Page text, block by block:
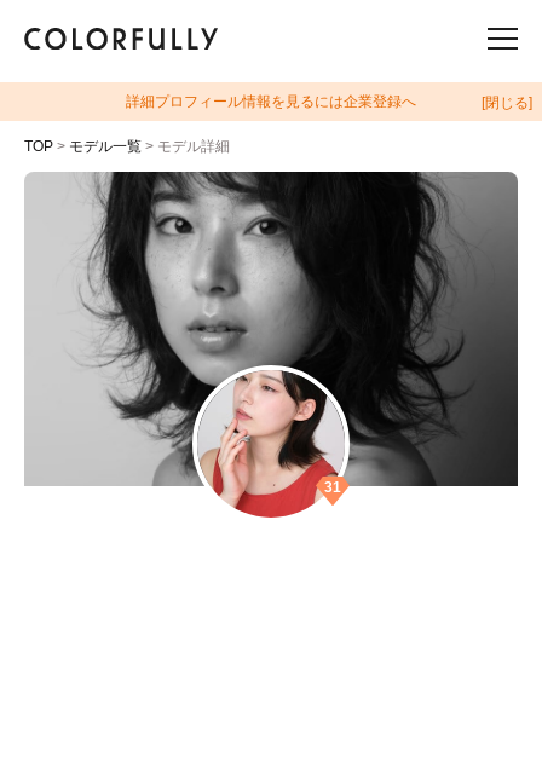
詳細プロフィール情報を見るには企業登録へ [閉じる]
TOP > モデル一覧 > モデル詳細
31